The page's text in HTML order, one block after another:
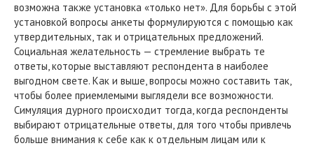
возможна также установка «только нет». Для борьбы с этой
установкой вопросы анкеты формулируются с помощью как
утвердительных, так и отрицательных предложений.
Социальная желательность — стремление выбрать те
ответы, которые выставляют респондента в наиболее
выгодном свете. Как и выше, вопросы можно составить так,
чтобы более приемлемыми выглядели все возможности.
Симуляция дурного происходит тогда, когда респонденты
выбирают отрицательные ответы, для того чтобы привлечь
больше внимания к себе как к отдельным лицам или к